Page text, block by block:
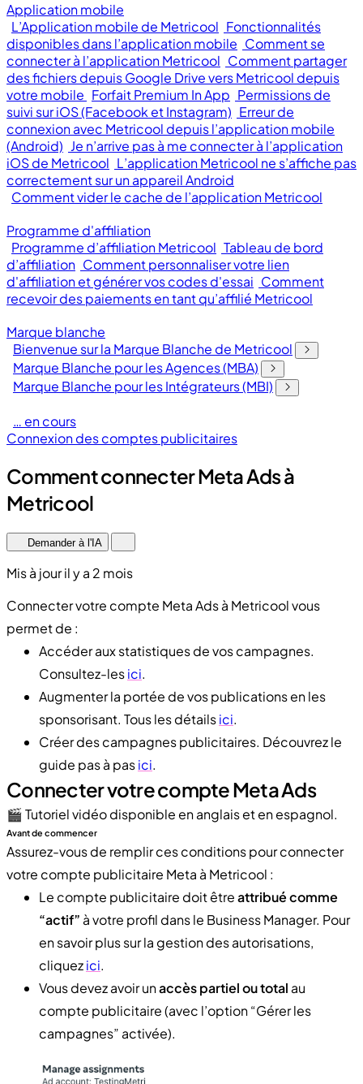
Application mobile
L’Application mobile de Metricool Fonctionnalités
disponibles dans l’application mobile Comment se
connecter à l’application Metricool Comment partager
des fichiers depuis Google Drive vers Metricool depuis
votre mobile Forfait Premium In App Permissions de
suivi sur iOS (Facebook et Instagram) Erreur de
connexion avec Metricool depuis l’application mobile
(Android) Je n’arrive pas à me connecter à l’application
iOS de Metricool L’application Metricool ne s’affiche pas
correctement sur un appareil Android
Comment vider le cache de l’application Metricool
Programme d'affiliation
Programme d’affiliation Metricool Tableau de bord
d’affiliation Comment personnaliser votre lien
d'affiliation et générer vos codes d'essai Comment
recevoir des paiements en tant qu’affilié Metricool
Marque blanche
Bienvenue sur la Marque Blanche de Metricool
Marque Blanche pour les Agences (MBA)
Marque Blanche pour les Intégrateurs (MBI)
… en cours
Connexion des comptes publicitaires
Comment connecter Meta Ads à
Metricool
Demander à l'IA
Mis à jour il y a 2 mois
Connecter votre compte Meta Ads à Metricool vous
permet de :
Accéder aux statistiques de vos campagnes.
Consultez-lesici.
Augmenter la portée de vos publications en les
sponsorisant. Tous les détailsici.
Créer des campagnes publicitaires. Découvrez le
guide pas à pasici.
Connecter votre compte Meta Ads
🎬​ Tutoriel vidéo disponible en anglais et en espagnol.
Avant de commencer
Assurez-vous de remplir ces conditions pour connecter
votre compte publicitaire Meta à Metricool :
Le compte publicitaire doit êtreattribué comme
“actif” à votre profil dans le Business Manager. Pour
en savoir plus sur la gestion des autorisations,
cliquezici.
Vous devez avoir unaccès partiel ou total au
compte publicitaire (avec l’option “Gérer les
campagnes” activée).